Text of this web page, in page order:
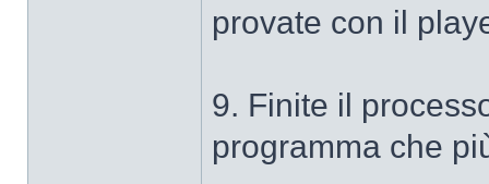
provate con il
9. Finite il
programma che